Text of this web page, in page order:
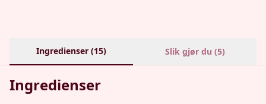
Ingredienser (15) Slik gjør du (5)
Ingredienser